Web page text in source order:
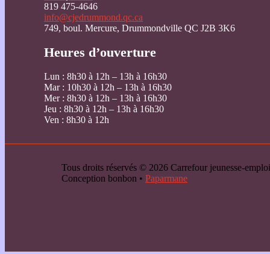
819 475-4646
info@cjedrummond.qc.ca
749, boul. Mercure, Drummondville QC J2B 3K6
Heures d’ouverture
Lun : 8h30 à 12h – 13h à 16h30
Mar : 10h30 à 12h – 13h à 16h30
Mer : 8h30 à 12h – 13h à 16h30
Jeu : 8h30 à 12h – 13h à 16h30
Ven : 8h30 à 12h
Tous droits réservés © 2026 Carrefour jeunesse-
Conception bonbon • Paparmane